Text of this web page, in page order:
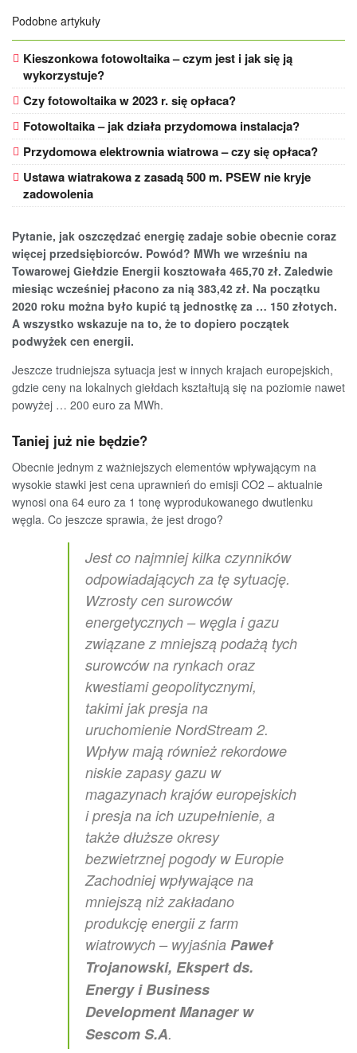
Podobne artykuły
Kieszonkowa fotowoltaika – czym jest i jak się ją
wykorzystuje?
Czy fotowoltaika w 2023 r. się opłaca?
Fotowoltaika – jak działa przydomowa instalacja?
Przydomowa elektrownia wiatrowa – czy się opłaca?
Ustawa wiatrakowa z zasadą 500 m. PSEW nie kryje
zadowolenia
Pytanie, jak oszczędzać energię zadaje sobie obecnie coraz
więcej przedsiębiorców. Powód? MWh we wrześniu na
Towarowej Giełdzie Energii kosztowała 465,70 zł. Zaledwie
miesiąc wcześniej płacono za nią 383,42 zł. Na początku
2020 roku można było kupić tą jednostkę za … 150 złotych.
A wszystko wskazuje na to, że to dopiero początek
podwyżek cen energii.
Jeszcze trudniejsza sytuacja jest w innych krajach europejskich,
gdzie ceny na lokalnych giełdach kształtują się na poziomie nawet
powyżej … 200 euro za MWh.
Taniej już nie będzie?
Obecnie jednym z ważniejszych elementów wpływającym na
wysokie stawki jest cena uprawnień do emisji CO2 – aktualnie
wynosi ona 64 euro za 1 tonę wyprodukowanego dwutlenku
węgla. Co jeszcze sprawia, że jest drogo?
Jest co najmniej kilka czynników
odpowiadających za tę sytuację.
Wzrosty cen surowców
energetycznych – węgla i gazu
związane z mniejszą podażą tych
surowców na rynkach oraz
kwestiami geopolitycznymi,
takimi jak presja na
uruchomienie NordStream 2.
Wpływ mają również rekordowe
niskie zapasy gazu w
magazynach krajów europejskich
i presja na ich uzupełnienie, a
także dłuższe okresy
bezwietrznej pogody w Europie
Zachodniej wpływające na
mniejszą niż zakładano
produkcję energii z farm
wiatrowych – wyjaśnia Paweł
Trojanowski, Ekspert ds.
Energy i Business
Development Manager w
Sescom S.A.